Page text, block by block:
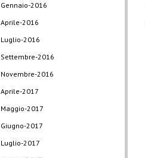
Gennaio-2016
Aprile-2016
Luglio-2016
Settembre-2016
Novembre-2016
Aprile-2017
Maggio-2017
Giugno-2017
Luglio-2017